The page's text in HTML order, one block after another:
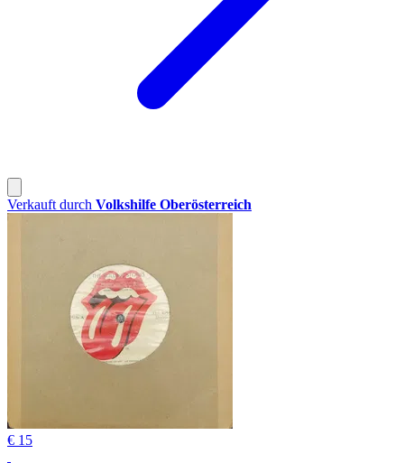
Verkauft durch Volkshilfe Oberösterreich
€ 15